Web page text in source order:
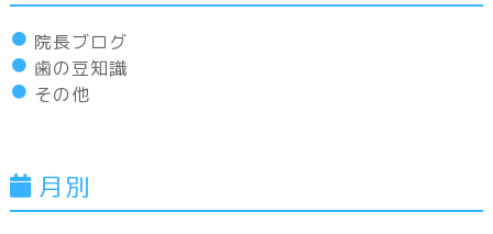
院長ブログ
歯の豆知識
その他
月別